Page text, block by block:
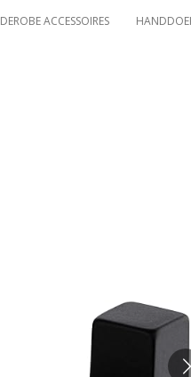
ACCESSOIRES